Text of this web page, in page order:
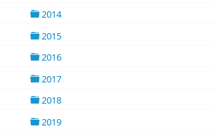
2014
2015
2016
2017
2018
2019